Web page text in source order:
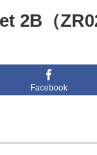
2B（
Facebook